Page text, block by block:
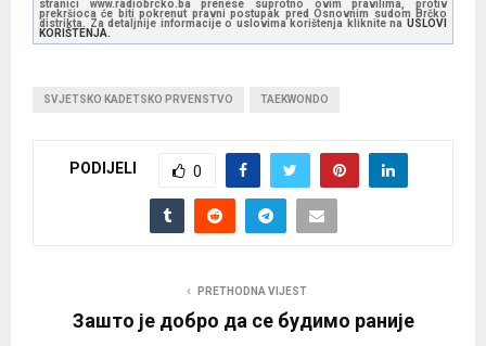
stranici www.radiobrcko.ba prenese suprotno ovim pravilima, protiv
prekršioca će biti pokrenut pravni postupak pred Osnovnim sudom Brčko
distrikta. Za detaljnije informacije o uslovima korištenja kliknite na USLOVI
KORIŠTENJA.
SVJETSKO KADETSKO PRVENSTVO TAEKWONDO
PODIJELI 0
PRETHODNA VIJEST
Зашто је добро да се будимо раније